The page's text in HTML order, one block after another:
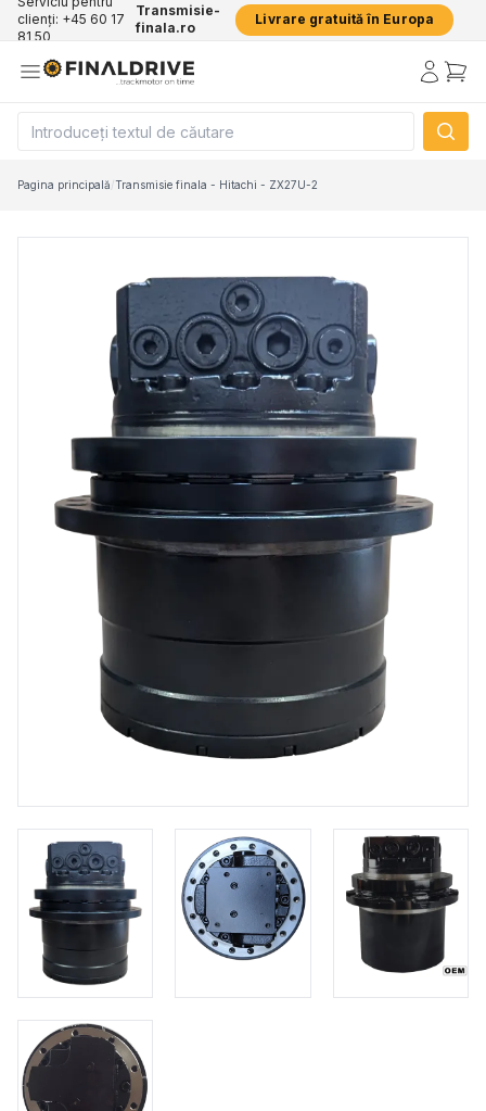
clienți: +45 60 17
81 50
Transmisie-
finala.ro
Livrare gratuită în Europa
Pagina principală/Transmisie finala - Hitachi - ZX27U-2